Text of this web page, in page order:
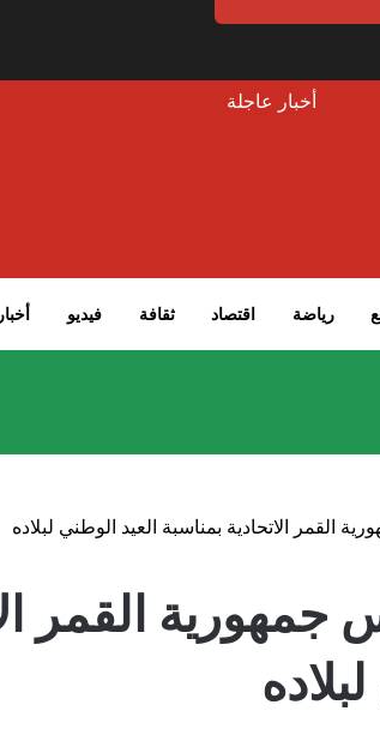
أخبار عاجلة
رياضة اقتصاد ثقافة فيديو
القمر الاتحادية بمناسبة العيد الوطني لبلاده
جمهورية القمر